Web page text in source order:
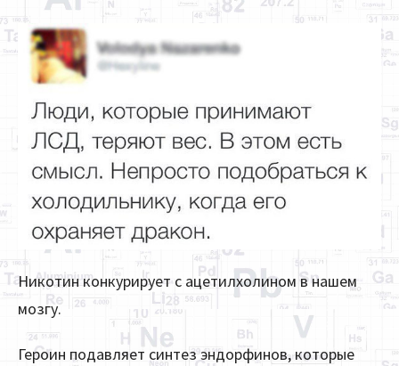
Никотин конкурирует с ацетилхолином в нашем
мозгу.
Героин подавляет синтез эндорфинов, которые